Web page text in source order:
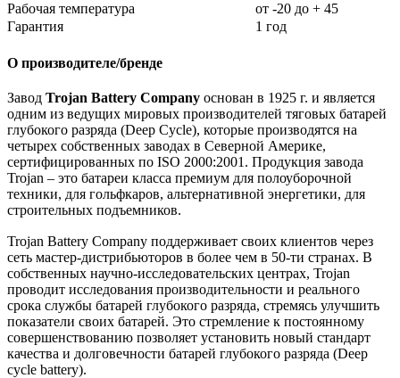
Рабочая температура
от -20 до + 45
Гарантия
1 год
О производителе/бренде
Завод Trojan Battery Company основан в 1925 г. и является
одним из ведущих мировых производителей тяговых батарей
глубокого разряда (Deep Cycle), которые производятся на
четырех собственных заводах в Северной Америке,
сертифицированных по ISO 2000:2001. Продукция завода
Trojan – это батареи класса премиум для полоуборочной
техники, для гольфкаров, альтернативной энергетики, для
строительных подъемников.
Trojan Battery Company поддерживает своих клиентов через
сеть мастер-дистрибьюторов в более чем в 50-ти странах. В
собственных научно-исследовательских центрах, Trojan
проводит исследования производительности и реального
срока службы батарей глубокого разряда, стремясь улучшить
показатели своих батарей. Это стремление к постоянному
совершенствованию позволяет установить новый стандарт
качества и долговечности батарей глубокого разряда (Deep
cycle battery).